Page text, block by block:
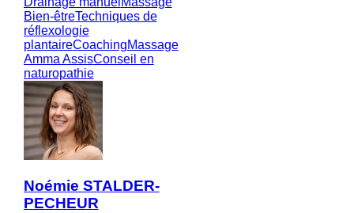
Bien-êtreTechniques de
réflexologie
plantaireCoachingMassage
Amma AssisConseil en
naturopathie
Noémie STALDER-
PECHEUR